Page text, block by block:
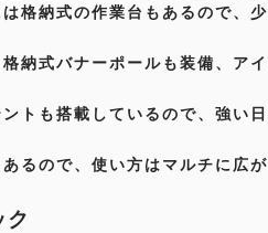
格納式の作業台もあるので、
納式バナーポールも装備、ア
トも搭載しているので、強い
るので、使い方はマルチに広が
ク